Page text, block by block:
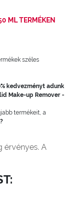
ML TERMÉKEN
széles
kedvezményt adunk
Make-up Remover -
termékeit, a
érvényes. A